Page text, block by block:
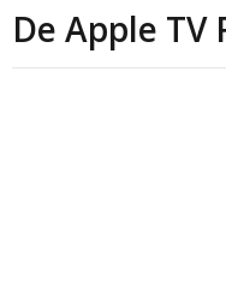
De Apple